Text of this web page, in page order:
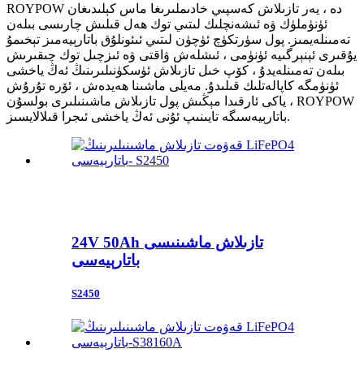
ROYPOW دە ، يەر تازىلاش كەسپىي خادىملىرىغا ماس كېلىدىغان
ئۈنۈملۈك ۋە ئىشەنچلىك لىتىي توك ھەل قىلىش چارىسى بىلەن
تەمىنلەيمىز. پول سۈرتكۈچ ئۈچۈن لىتىي ئىئونلۇق باتارېيەمىز تېخىمۇ
يۇقىرى ئېنېرگىيە ئۈنۈمى ، ئىشلەش ۋاقتى ۋە ئىزچىل توك چىقىرىش
بىلەن تەمىنلەيدۇ ، كۆپ خىل تازىلاش ئۈسكۈنىلىرىنىڭ ئەڭ ياخشى
ئۈنۈمگە كاپالەتلىك قىلىدۇ. مەيلى ماشىنا ھەيدەش ، ئۆرە تۇرۇش
ياكى ئارقىدا مېڭىش پول تازىلاش ماشىنىلىرى بولسۇن ، ROYPOW
باتارېيەسىگە تايىنىپ ئۇنى ئەڭ ياخشى ئىجرا قىلالايسىز.
24V 50Ah تازىلاش ماشىنىسى
باتارېيەسى
S2450